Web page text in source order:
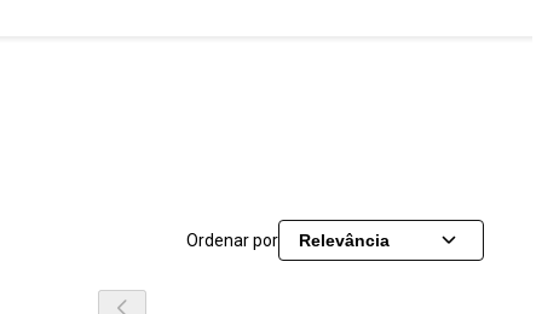
Ordenar por Relevância